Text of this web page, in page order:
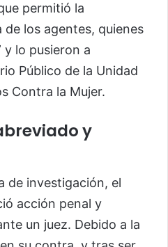
permitió la
los agentes, quienes
y lo pusieron a
Público de la Unidad
Contra la Mujer.
y
de investigación, el
acción penal y
un juez. Debido a la